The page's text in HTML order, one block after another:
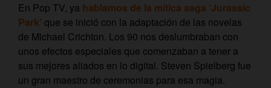
En Pop TV, ya hablamos de la mítica saga ‘Jurassic
Park’ que se inició con la adaptación de las novelas
de Michael Crichton. Los 90 nos deslumbraban con
unos efectos especiales que comenzaban a tener a
sus mejores aliados en lo digital. Steven Spielberg fue
un gran maestro de ceremonias para esa magia.